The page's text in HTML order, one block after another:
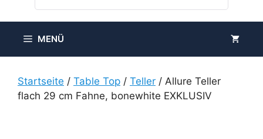
MENÜ
Startseite / Table Top / Teller / Allure Teller
flach 29 cm Fahne, bonewhite EXKLUSIV